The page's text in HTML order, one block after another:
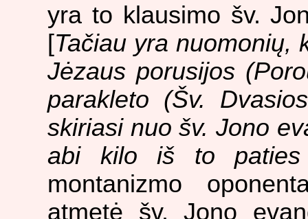
yra to klausimo šv.
[Tačiau yra nuomonių,
Jėzaus porusijos
parakleto (Šv.
skiriasi nuo šv. Jono
abi kilo iš to paties
montanizmo
atmetė šv. Jono